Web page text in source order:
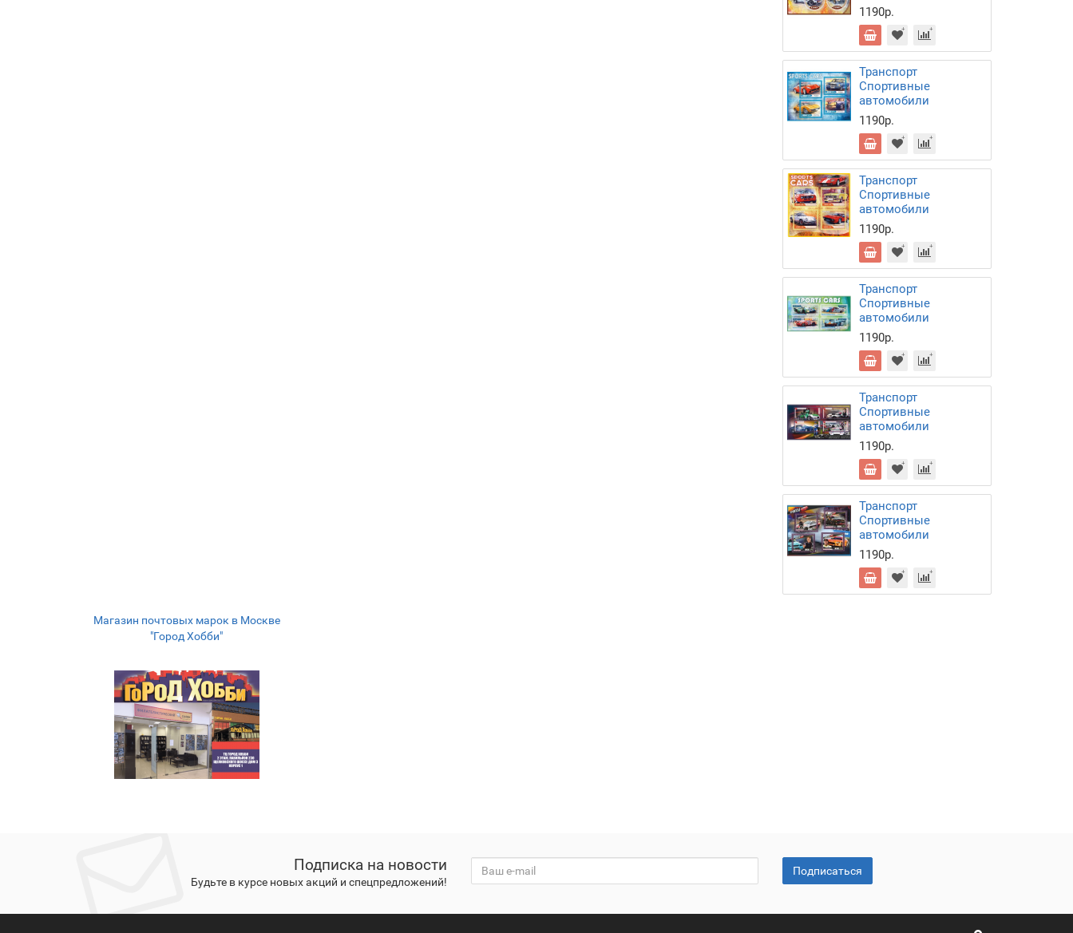
1190р.
Транспорт
Спортивные
автомобили
1190р.
Транспорт
Спортивные
автомобили
1190р.
Транспорт
Спортивные
автомобили
1190р.
Транспорт
Спортивные
автомобили
1190р.
Транспорт
Спортивные
автомобили
1190р.
Магазин почтовых марок в Москве
"Город Хобби"
Подписка на новости
Будьте в курсе новых акций и спецпредложений!
Подписаться